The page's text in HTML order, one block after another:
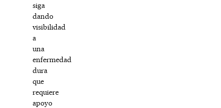
siga
dando
visibilidad
a
una
enfermedad
dura
que
requiere
apoyo